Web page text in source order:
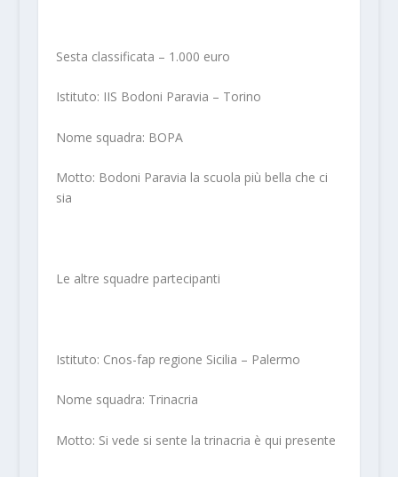
Sesta classificata – 1.000 euro
Istituto: IIS Bodoni Paravia – Torino
Nome squadra: BOPA
Motto: Bodoni Paravia la scuola più bella che ci
sia
Le altre squadre partecipanti
Istituto: Cnos-fap regione Sicilia – Palermo
Nome squadra: Trinacria
Motto: Si vede si sente la trinacria è qui presente